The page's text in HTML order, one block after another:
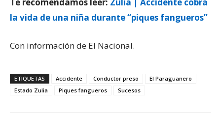
Te recomendamos leer: Zulia | Accidente cobra
la vida de una niña durante “piques fangueros”
Con información de El Nacional.
ETIQUETAS Accidente Conductor preso
El Paraguanero
Estado Zulia
Piques fangueros Sucesos